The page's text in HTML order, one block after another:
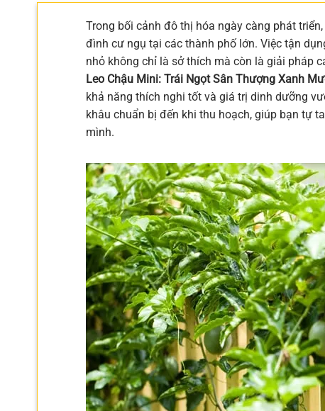
Trong bối cảnh đô thị hóa ngày càng phát
đình cư ngụ tại các thành phố lớn. Việc tận
nhỏ không chỉ là sở thích mà còn là giải pháp
Leo Chậu Mini: Trái Ngọt Sân Thượng Xanh
khả năng thích nghi tốt và giá trị dinh dưỡng
khâu chuẩn bị đến khi thu hoạch, giúp bạn tự
mình.